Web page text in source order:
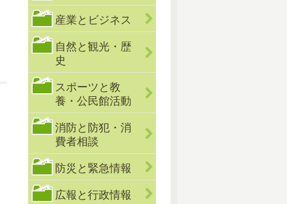
産業とビジネス
自然と観光・歴
史
スポーツと教
養・公民館活動
消防と防犯・消
費者相談
防災と緊急情報
広報と行政情報